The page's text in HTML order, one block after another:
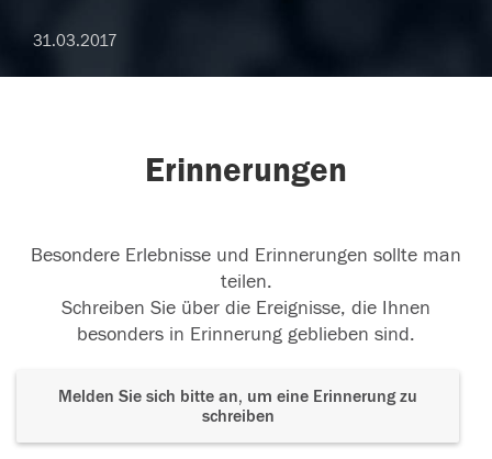
31.03.2017
Erinnerungen
Besondere Erlebnisse und Erinnerungen sollte man
teilen.
Schreiben Sie über die Ereignisse, die Ihnen
besonders in Erinnerung geblieben sind.
Melden Sie sich bitte an, um eine Erinnerung zu
schreiben